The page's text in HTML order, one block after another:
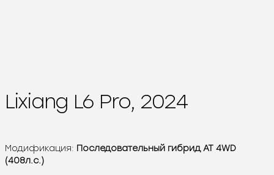
Lixiang L6 Pro, 2024
Модификация: Последовательный гибрид AT 4WD
(408л.с.)